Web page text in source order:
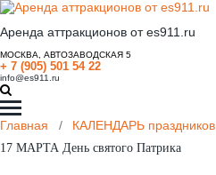
Аренда аттракционов от es911.ru
МОСКВА, АВТОЗАВОДСКАЯ 5
+ 7 (905) 501 54 22
info@es911.ru
Главная / КАЛЕНДАРЬ праздников
17 МАРТА День святого Патрика